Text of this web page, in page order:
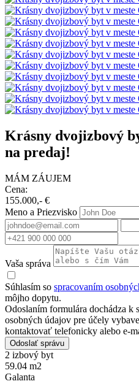
Krásny dvojizbový
na predaj!
MÁM ZÁUJEM
Cena:
155.000,- €
Meno a Priezvisko
Vaša správa
Súhlasím so spracovaním
môjho dopytu.
Odoslaním formulára dochádza k
osobných údajov pre účely
kontaktovať telefonicky alebo e-
Odoslať správu
2 izbový byt
59.04 m2
Galanta